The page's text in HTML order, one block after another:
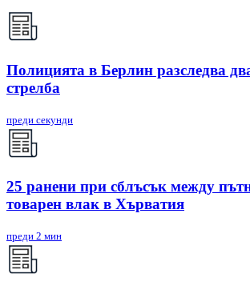
Полицията в Берлин разследва
стрелба
преди секунди
25 ранени при сблъсък между
товарен влак в Хърватия
преди 2 мин